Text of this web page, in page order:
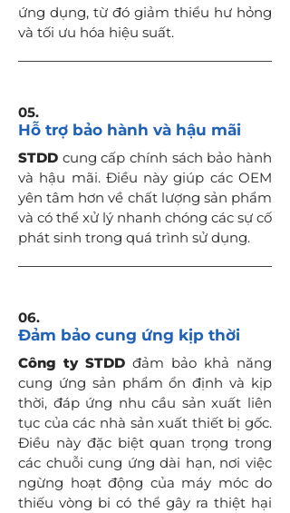
ứng dụng, từ đó giảm thiểu hư hỏng
và tối ưu hóa hiệu suất.
05.
Hỗ trợ bảo hành và hậu mãi
STDD cung cấp chính sách bảo hành
và hậu mãi. Điều này giúp các OEM
yên tâm hơn về chất lượng sản phẩm
và có thể xử lý nhanh chóng các sự cố
phát sinh trong quá trình sử dụng.
06.
Đảm bảo cung ứng kịp thời
Công ty STDD đảm bảo khả năng
cung ứng sản phẩm ổn định và kịp
thời, đáp ứng nhu cầu sản xuất liên
tục của các nhà sản xuất thiết bị gốc.
Điều này đặc biệt quan trọng trong
các chuỗi cung ứng dài hạn, nơi việc
ngừng hoạt động của máy móc do
thiếu vòng bi có thể gây ra thiệt hại